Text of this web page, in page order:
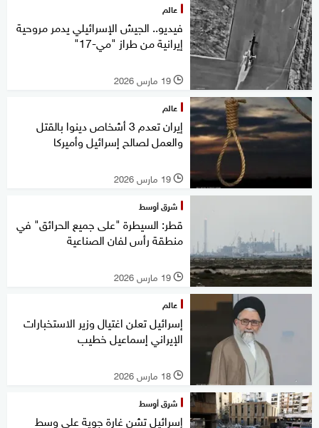
عالم
فيديو.. الجيش الإسرائيلي يدمر مروحية
إيرانية من طراز "مي-17"
l 19 مارس 2026
عالم
إيران تعدم 3 أشخاص دينوا بالقتل
والعمل لصالح إسرائيل وأميركا
l 19 مارس 2026
شرق أوسط
قطر: السيطرة "على جميع الحرائق" في
منطقة رأس لفان الصناعية
l 19 مارس 2026
عالم
إسرائيل تعلن اغتيال وزير الاستخبارات
الإيراني إسماعيل خطيب
l 18 مارس 2026
شرق أوسط
إسرائيل تشن غارة جوية على وسط